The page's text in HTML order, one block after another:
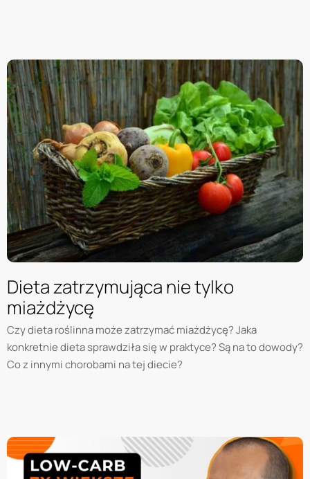
Dieta zatrzymująca nie tylko
miażdżycę
Czy dieta roślinna może zatrzymać miażdżycę? Jaka
konkretnie dieta sprawdziła się w praktyce? Są na to dowody?
Co z innymi chorobami na tej diecie?